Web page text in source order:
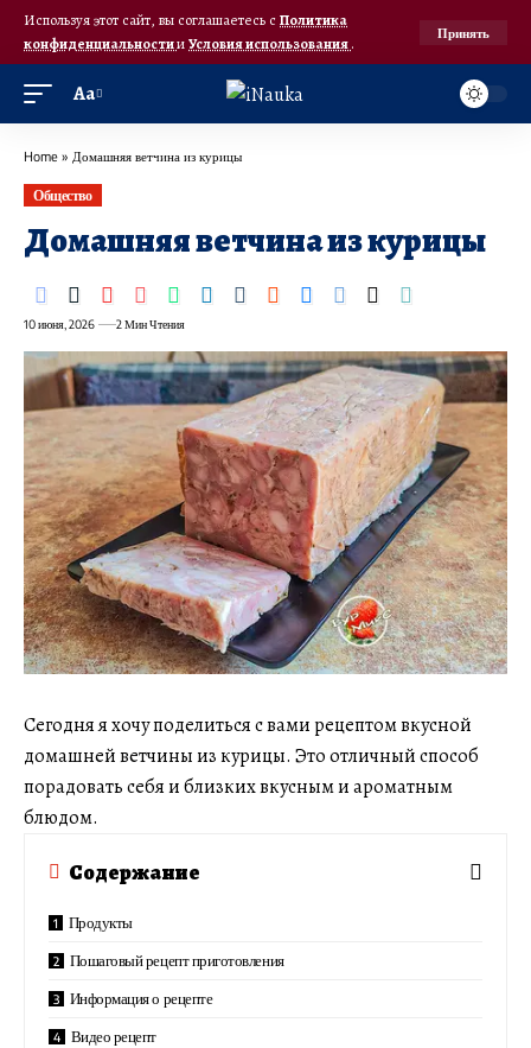
Используя этот сайт, вы соглашаетесь с Политика
конфиденциальностииУсловия использования.
Принять
Аа
Home » Домашняя ветчина из курицы
Общество
Домашняя ветчина из курицы
10 июня, 2026 2 Мин Чтения
Сегодня я хочу поделиться с вами рецептом вкусной
домашней ветчины из курицы. Это отличный способ
порадовать себя и близких вкусным и ароматным
блюдом.
Содержание
Продукты
Пошаговый рецепт приготовления
Информация о рецепте
Видео рецепт